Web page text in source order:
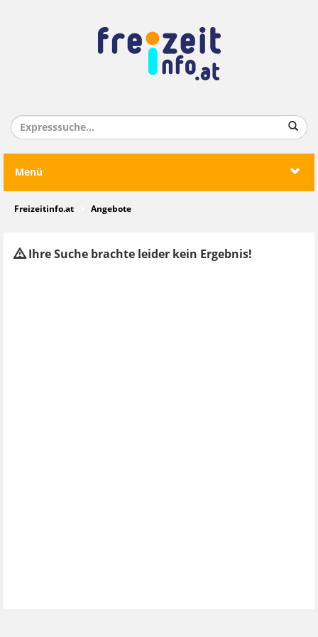
Menü
Freizeitinfo.at Angebote
Ihre Suche brachte leider kein Ergebnis!